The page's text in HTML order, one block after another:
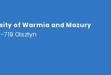
of Warmia and Mazury
719 Olsztyn